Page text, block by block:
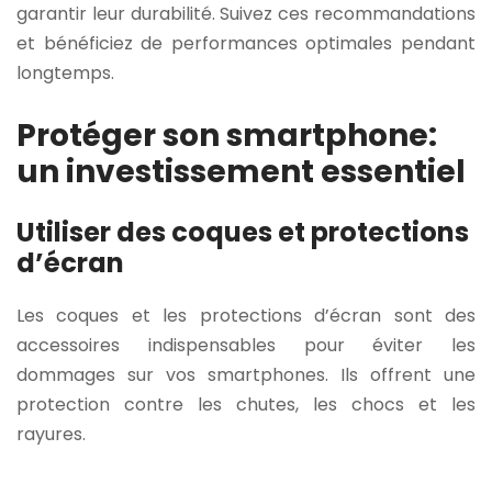
garantir leur durabilité. Suivez ces recommandations
et bénéficiez de performances optimales pendant
longtemps.
Protéger son smartphone:
un investissement essentiel
Utiliser des coques et protections
d’écran
Les coques et les protections d’écran sont des
accessoires indispensables pour éviter les
dommages sur vos smartphones. Ils offrent une
protection contre les chutes, les chocs et les
rayures.